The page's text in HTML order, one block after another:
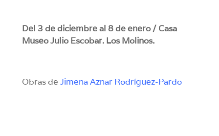
Del 3 de diciembre al 8 de enero / Casa
Museo Julio Escobar. Los Molinos.
Obras de Jimena Aznar Rodríguez-Pardo